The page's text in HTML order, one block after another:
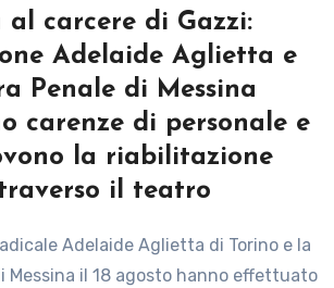
al carcere di Gazzi:
Adelaide Aglietta e
Penale di Messina
carenze di personale e
la riabilitazione
il teatro
Messina il 18 agosto hanno effettuato